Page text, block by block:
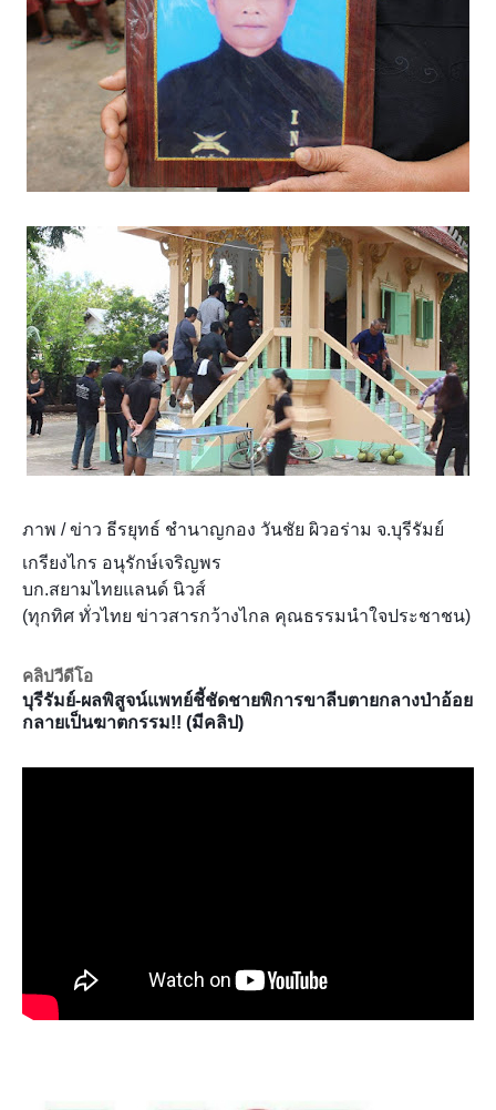
ภาพ / ข่าว ธีรยุทธ์ ชำนาญกอง วันชัย ผิวอร่าม จ.บุรีรัมย์
เกรียงไกร อนุรักษ์เจริญพร
บก.สยามไทยแลนด์ นิวส์
(ทุกทิศ ทั่วไทย ข่าวสารกว้างไกล คุณธรรมนำใจประชาชน)
คลิปวีดีโอ
บุรีรัมย์-ผลพิสูจน์แพทย์ชี้ชัดชายพิการขาลีบตายกลางป่าอ้อย
กลายเป็นฆาตกรรม!! (มีคลิป)